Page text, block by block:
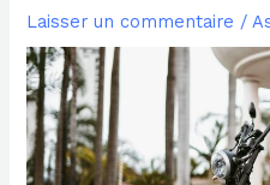
Laisser un commentaire /